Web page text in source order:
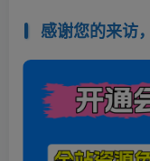
感谢您的来访